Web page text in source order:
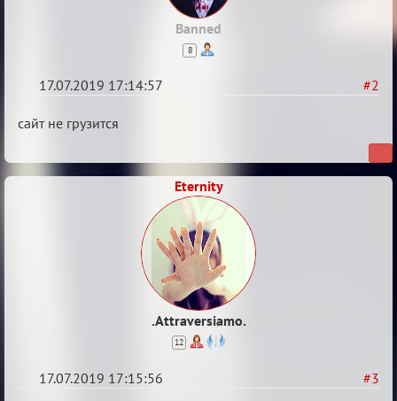
Banned
8
#2
17.07.2019 17:14:57
Re:
сайт не грузится
Eternity
.Attraversiamo.
12
#3
17.07.2019 17:15:56